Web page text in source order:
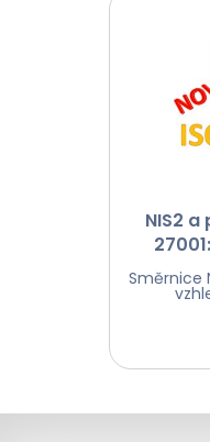
NIS2
Směrnice